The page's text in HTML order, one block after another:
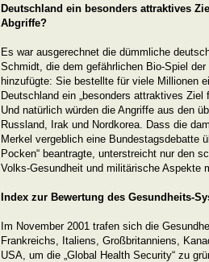
Deutschland ein besonders attraktives
Abgriffe?
Es war ausgerechnet die dümmliche
Schmidt, die dem gefährlichen Bio-Spiel
hinzufügte: Sie bestellte für viele Millionen
Deutschland ein „besonders attraktives
Und natürlich würden die Angriffe aus den
Russland, Irak und Nordkorea. Dass die
Merkel vergeblich eine Bundestagsdebatte
Pocken“ beantragte, unterstreicht nur den
Volks-Gesundheit und militärische Aspekte
Index zur Bewertung des Gesundheits-
Im November 2001 trafen sich die
Frankreichs, Italiens, Großbritanniens,
USA, um die „Global Health Security“ zu